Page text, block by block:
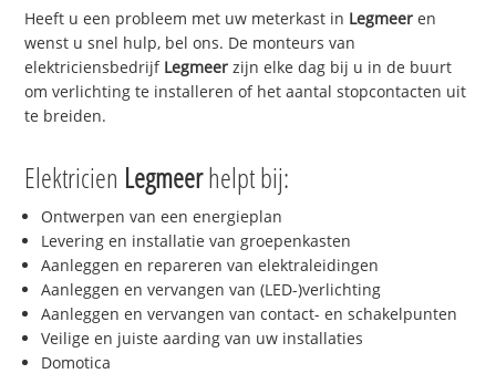
Heeft u een probleem met uw meterkast in Legmeer en
wenst u snel hulp, bel ons. De monteurs van
elektriciensbedrijf Legmeer zijn elke dag bij u in de buurt
om verlichting te installeren of het aantal stopcontacten uit
te breiden.
Elektricien Legmeerhelpt bij:
Ontwerpen van een energieplan
Levering en installatie van groepenkasten
Aanleggen en repareren van elektraleidingen
Aanleggen en vervangen van (LED-)verlichting
Aanleggen en vervangen van contact- en schakelpunten
Veilige en juiste aarding van uw installaties
Domotica